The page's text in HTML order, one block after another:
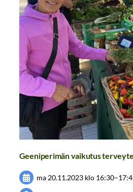
Geeniperimän vaikutus
ma 20.11.2023 klo 16:30–